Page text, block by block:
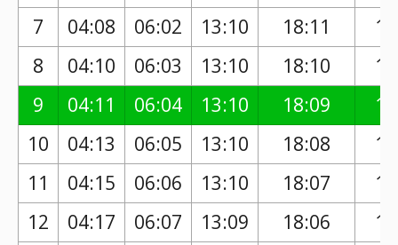
7
04:08 06:02 13:10 18:11
8
04:10 06:03 13:10 18:10
9
04:11 06:04 13:10 18:09
10
04:13 06:05 13:10 18:08
11
04:15 06:06 13:10 18:07
12
04:17 06:07 13:09 18:06